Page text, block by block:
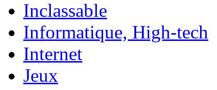
Inclassable
Informatique, High-tech
Internet
Jeux